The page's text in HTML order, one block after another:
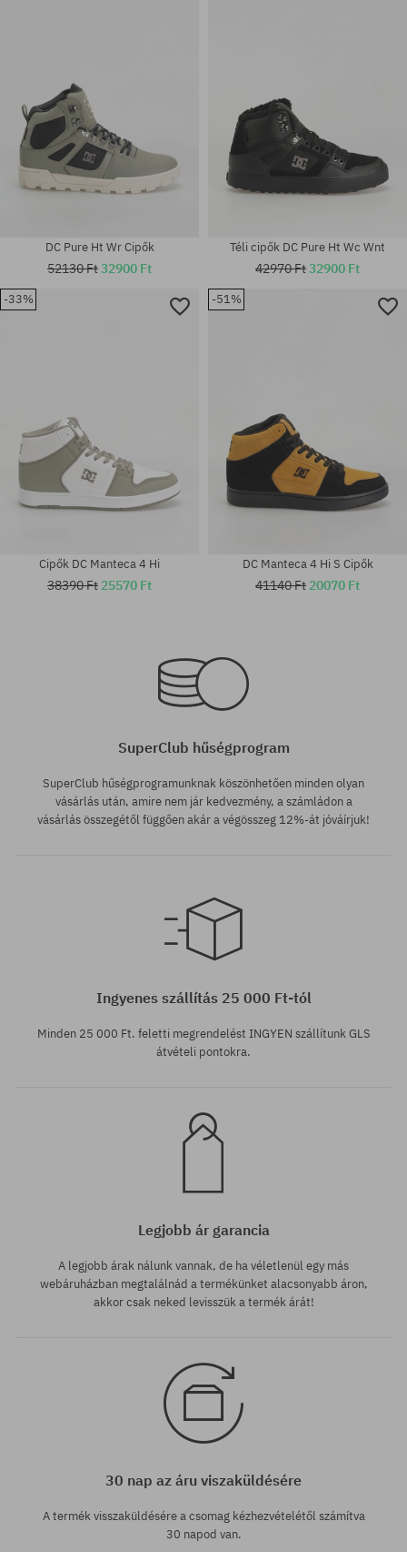
DC Pure Ht Wr Cipők
52130 Ft32900 Ft
41; 44.5
Téli cipők DC Pure Ht Wc Wnt
42970 Ft32900 Ft
-33%
Cipők DC Manteca 4 Hi
38390 Ft 25570 Ft
-51%
Elérhető méretek:
DC Manteca 4 Hi S Cipők
41140 Ft 20070 Ft
SuperClub hűségprogram
SuperClub hűségprogramunknak köszönhetően minden olyan
vásárlás után, amire nem jár kedvezmény, a számládon a
vásárlás összegétől függően akár a végösszeg 12%-át jóváírjuk!
Ingyenes szállítás 25 000 Ft-tól
Minden 25 000 Ft. feletti megrendelést INGYEN szállítunk GLS
átvételi pontokra.
Legjobb ár garancia
A legjobb árak nálunk vannak, de ha véletlenül egy más
webáruházban megtalálnád a termékünket alacsonyabb áron,
akkor csak neked levisszük a termék árát!
30 nap az áru viszaküldésére
A termék visszaküldésére a csomag kézhezvételétől számítva
30 napod van.